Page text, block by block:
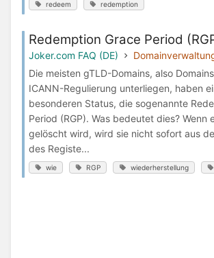
redeem redemption
Redemption Grace Period
Joker.com FAQ (DE)
Die meisten gTLD-Domains, also
ICANN-Regulierung unterliegen, haben
besonderen Status, die sogenannte
Period (RGP). Was bedeutet dies? Wenn
gelöscht wird, wird sie nicht sofort aus
des Registe...
wie RGP wiederherstellung